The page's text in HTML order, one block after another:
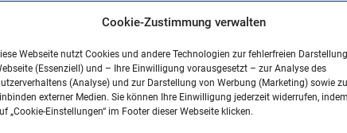
Cookie-Zustimmung verwalten
Webseite nutzt Cookies und andere Technologien zur fehlerfreien
(Essenziell) und – Ihre Einwilligung vorausgesetzt – zur Analyse des
(Analyse) und zur Darstellung von Werbung (Marketing) sowie
externer Medien. Sie können Ihre Einwilligung jederzeit widerrufen,
„Cookie-Einstellungen“ im Footer dieser Webseite klicken.